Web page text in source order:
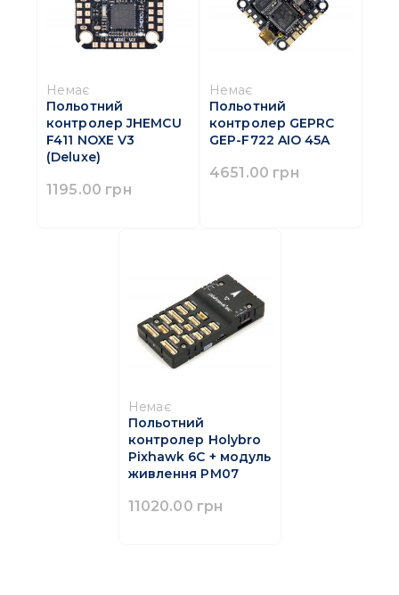
Немає
Польотний
контролер JHEMCU
F411 NOXE V3
(Deluxe)
1195.00 грн
Немає
Польотний
контролер GEPRC
GEP-F722 AIO 45A
4651.00 грн
Немає
Польотний
контролер Holybro
Pixhawk 6C + модуль
живлення PM07
11020.00 грн